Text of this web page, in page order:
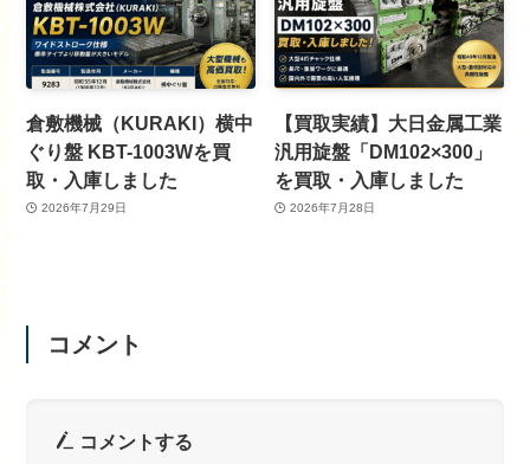
倉敷機械（KURAKI）横中
ぐり盤 KBT-1003Wを買
取・入庫しました
2026年7月29日
【買取実績】大日金属工業
汎用旋盤「DM102×300」
を買取・入庫しました
2026年7月28日
コメント
コメントする